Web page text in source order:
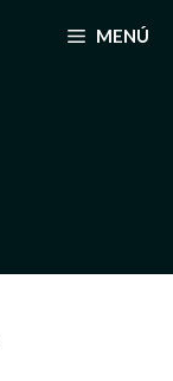
MENÚ